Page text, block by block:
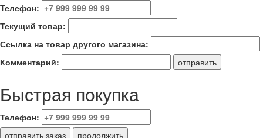
Телефон:
Текущий товар:
Ссылка на товар другого магазина:
Комментарий:
Быстрая покупка
Телефон: